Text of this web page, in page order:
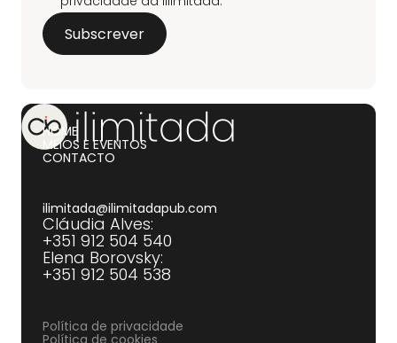
HOME
MEIOS E EVENTOS
CONTACTO
ilimitada@ilimitadapub.com
Cláudia Alves:
+351 912 504 540‍
Elena Borovsky:
+351 912 504 538
Política de privacidade
Política de cookies